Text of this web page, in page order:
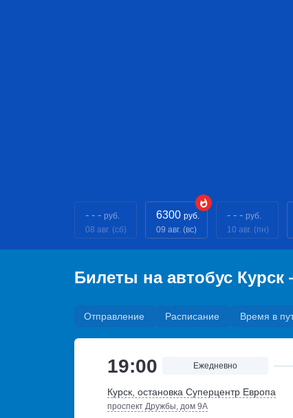
- - - руб.
08 авг. (сб)
6300 руб.
09 авг. (вс)
- - - руб.
10 авг. (пн)
Билеты на автобус
Отправление Расписание Время в
19:00 Ежедневно
Курск, остановка Суперцентр Европа
проспект Дружбы, дом 9А